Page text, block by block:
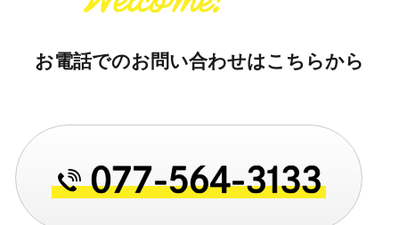
お電話でのお問い合わせはこちらから